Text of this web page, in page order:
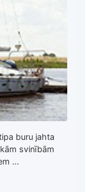
buru jahta
svinībām
...